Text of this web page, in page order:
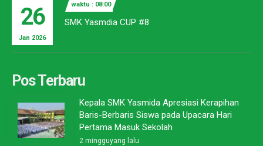
26
Jan 2026
waktu : 08:00
SMK Yasmdia CUP #8
Pos Terbaru
Kepala SMK Yasmida Apresiasi Kerapihan
Baris-Berbaris Siswa pada Upacara Hari
Pertama Masuk Sekolah
2 mingguyang lalu